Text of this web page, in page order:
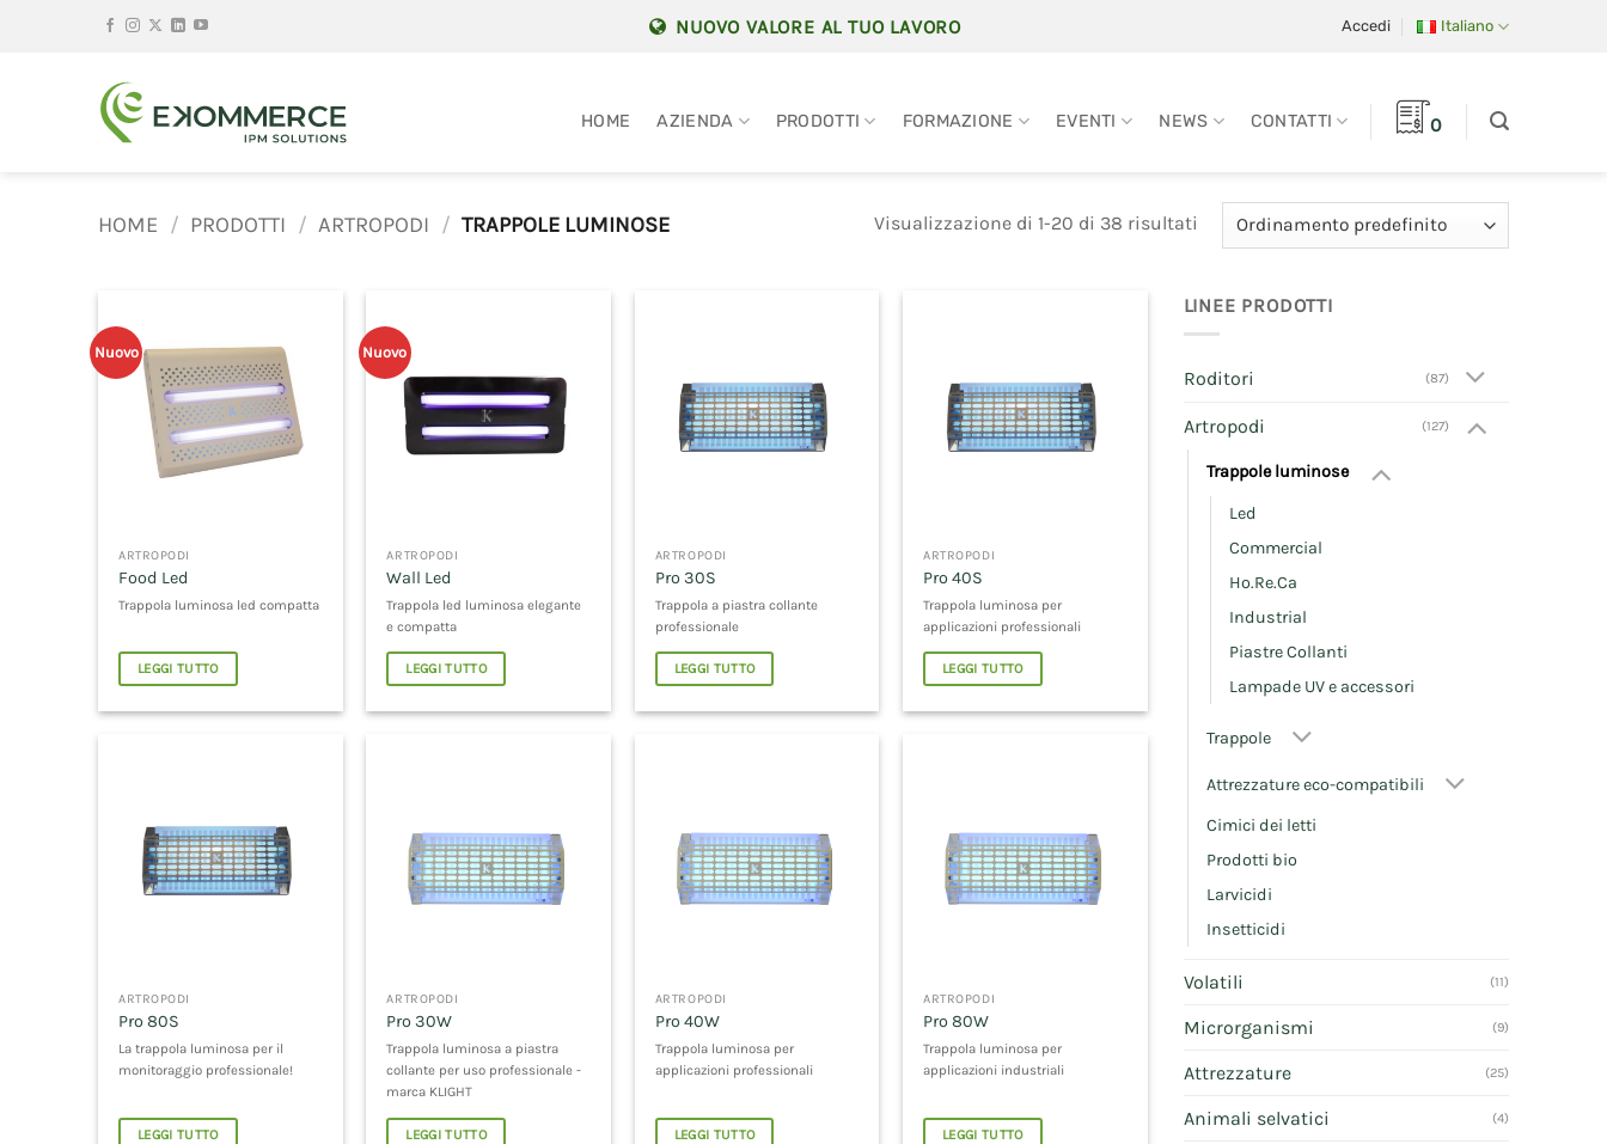
NUOVO VALORE AL TUO LAVORO Accedi Italiano
HOME AZIENDA PRODOTTI FORMAZIONE EVENTI NEWS CONTATTI 0
HOME / PRODOTTI / ARTROPODI / TRAPPOLE LUMINOSE Visualizzazione di 1-20 di 38 risultati
Nuovo
ARTROPODI
Food Led
Trappola luminosa led compatta
LEGGI TUTTO
Nuovo
ARTROPODI
Wall Led
Trappola led luminosa elegante
e compatta
LEGGI TUTTO
ARTROPODI
Pro 30S
Trappola a piastra collante
professionale
LEGGI TUTTO
ARTROPODI
Pro 40S
Trappola luminosa per
applicazioni professionali
LEGGI TUTTO
ARTROPODI
Pro 80S
La trappola luminosa per il
monitoraggio professionale!
LEGGI TUTTO
ARTROPODI
Pro 30W
Trappola luminosa a piastra
collante per uso professionale -
marca KLIGHT
LEGGI TUTTO
ARTROPODI
Pro 40W
Trappola luminosa per
applicazioni professionali
LEGGI TUTTO
ARTROPODI
Pro 80W
Trappola luminosa per
applicazioni industriali
LEGGI TUTTO
LINEE PRODOTTI
Roditori (87)
Artropodi (127)
Trappole luminose
Led
Commercial
Ho.Re.Ca
Industrial
Piastre Collanti
Lampade UV e accessori
Trappole
Attrezzature eco-compatibili
Cimici dei letti
Prodotti bio
Larvicidi
Insetticidi
Volatili (11)
Microrganismi (9)
Attrezzature (25)
Animali selvatici (4)